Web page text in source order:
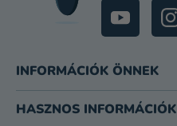
INFORMÁCIÓK ÖNNEK
HASZNOS INFORMÁCIÓK